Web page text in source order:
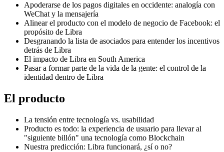
Apoderarse de los pagos digitales en occidente: analogía con
WeChat y la mensajería
Alinear el producto con el modelo de negocio de Facebook: el
propósito de Libra
Desgranando la lista de asociados para entender los incentivos
detrás de Libra
El impacto de Libra en South America
Pasar a formar parte de la vida de la gente: el control de la
identidad dentro de Libra
El producto
La tensión entre tecnología vs. usabilidad
Producto es todo: la experiencia de usuario para llevar al
"siguiente billón" una tecnología como Blockchain
Nuestra predicción: Libra funcionará, ¿sí o no?